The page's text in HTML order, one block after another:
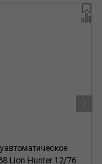
Lion Hunter 12/76
›